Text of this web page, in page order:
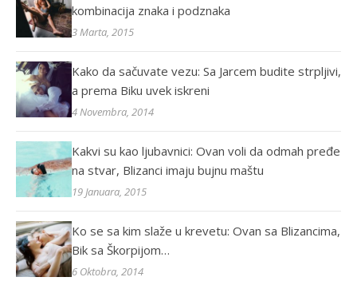
kombinacija znaka i podznaka
3 Marta, 2015
Kako da sačuvate vezu: Sa Jarcem budite strpljivi,
a prema Biku uvek iskreni
4 Novembra, 2014
Kakvi su kao ljubavnici: Ovan voli da odmah pređe
na stvar, Blizanci imaju bujnu maštu
19 Januara, 2015
Ko se sa kim slaže u krevetu: Ovan sa Blizancima,
Bik sa Škorpijom…
6 Oktobra, 2014